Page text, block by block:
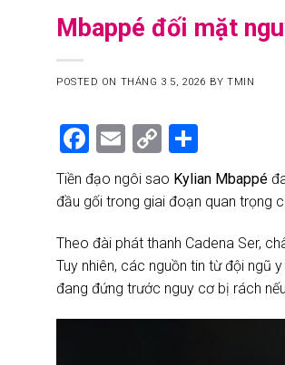
Mbappé đối mặt
POSTED ON THÁNG 3 5, 2026 BYTMIN
Facebook
EmailCopy
Link
Tiền đạo ngôi sao Kylian Mbappé
đầu gối trong giai đoạn quan trọng
Theo đài phát thanh Cadena Ser,
Tuy nhiên, các nguồn tin từ đội ngũ
đang đứng trước nguy cơ bị rách